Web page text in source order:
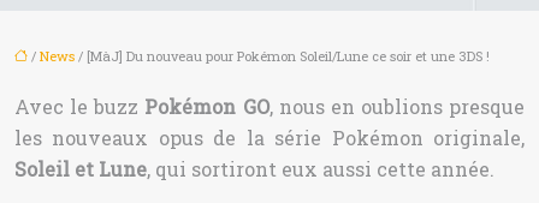
/ News / [MàJ] Du nouveau pour Pokémon Soleil/Lune ce soir et une 3DS !
Avec le buzz Pokémon GO, nous en oublions presque
les nouveaux opus de la série Pokémon originale,
Soleil et Lune, qui sortiront eux aussi cette année.